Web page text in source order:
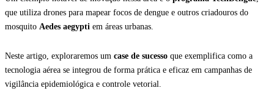
que utiliza drones para mapear focos de dengue e outros criadouros do
mosquito Aedes aegypti em áreas urbanas.
Neste artigo, exploraremos um case de sucesso que exemplifica como a
tecnologia aérea se integrou de forma prática e eficaz em campanhas de
vigilância epidemiológica e controle vetorial.